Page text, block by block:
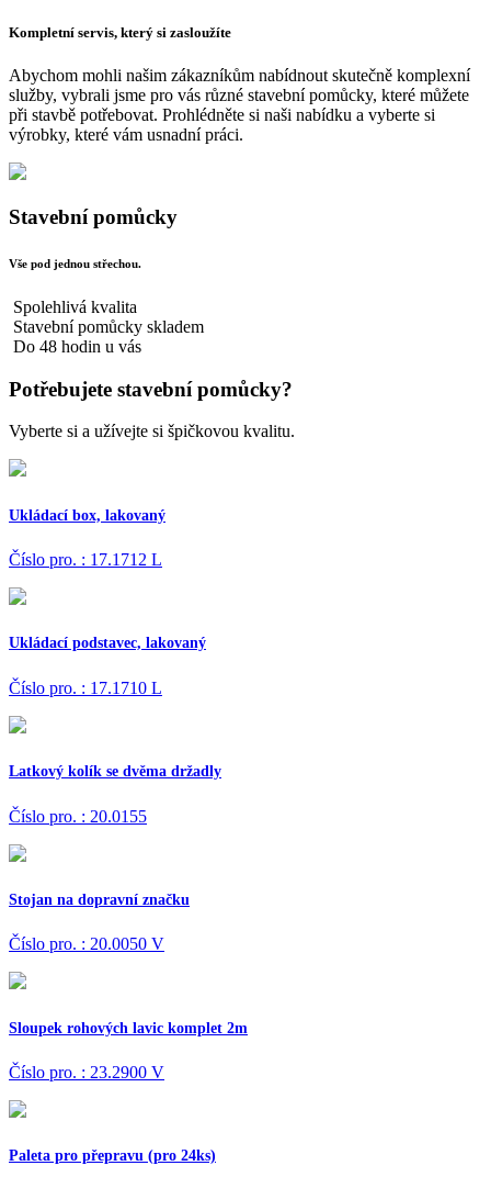
Kompletní servis, který si zasloužíte
Abychom mohli našim zákazníkům nabídnout skutečně komplexní
služby, vybrali jsme pro vás různé stavební pomůcky, které můžete
při stavbě potřebovat. Prohlédněte si naši nabídku a vyberte si
výrobky, které vám usnadní práci.
Stavební pomůcky
Vše pod jednou střechou.
Spolehlivá kvalita
Stavební pomůcky skladem
Do 48 hodin u vás
Potřebujete stavební pomůcky?
Vyberte si a užívejte si špičkovou kvalitu.
Ukládací box, lakovaný
Číslo pro. : 17.1712 L
Ukládací podstavec, lakovaný
Číslo pro. : 17.1710 L
Latkový kolík se dvěma držadly
Číslo pro. : 20.0155
Stojan na dopravní značku
Číslo pro. : 20.0050 V
Sloupek rohových lavic komplet 2m
Číslo pro. : 23.2900 V
Paleta pro přepravu (pro 24ks)